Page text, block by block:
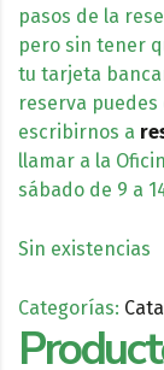
pasos de la
pero sin tener
tu tarjeta
reserva
escribirnos a
llamar a la
sábado de 9 a
Sin existencias
Categorías: Cata